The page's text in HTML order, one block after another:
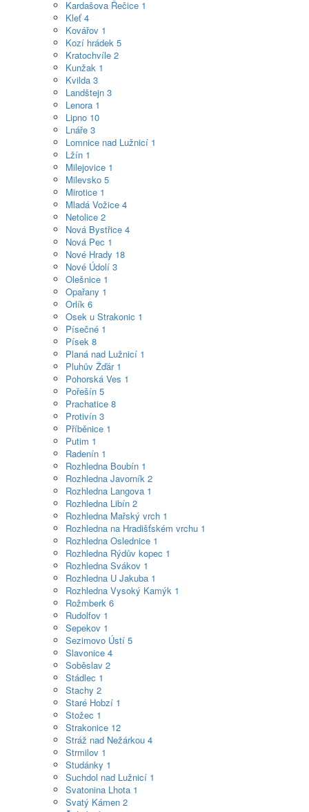
Kardašova Řečice 1
Kleť 4
Kovářov 1
Kozí hrádek 5
Kratochvíle 2
Kunžak 1
Kvilda 3
Landštejn 3
Lenora 1
Lipno 10
Lnáře 3
Lomnice nad Lužnicí 1
Lžín 1
Milejovice 1
Milevsko 5
Mirotice 1
Mladá Vožice 4
Netolice 2
Nová Bystřice 4
Nová Pec 1
Nové Hrady 18
Nové Údolí 3
Olešnice 1
Opařany 1
Orlík 6
Osek u Strakonic 1
Písečné 1
Písek 8
Planá nad Lužnicí 1
Pluhův Žďár 1
Pohorská Ves 1
Pořešín 5
Prachatice 8
Protivín 3
Příběnice 1
Putim 1
Radenín 1
Rozhledna Boubín 1
Rozhledna Javorník 2
Rozhledna Langova 1
Rozhledna Libín 2
Rozhledna Mařský vrch 1
Rozhledna na Hradišťském vrchu 1
Rozhledna Oslednice 1
Rozhledna Rýdův kopec 1
Rozhledna Svákov 1
Rozhledna U Jakuba 1
Rozhledna Vysoký Kamýk 1
Rožmberk 6
Rudolfov 1
Sepekov 1
Sezimovo Ústí 5
Slavonice 4
Soběslav 2
Stádlec 1
Stachy 2
Staré Hobzí 1
Stožec 1
Strakonice 12
Stráž nad Nežárkou 4
Strmilov 1
Studánky 1
Suchdol nad Lužnicí 1
Svatonina Lhota 1
Svatý Kámen 2